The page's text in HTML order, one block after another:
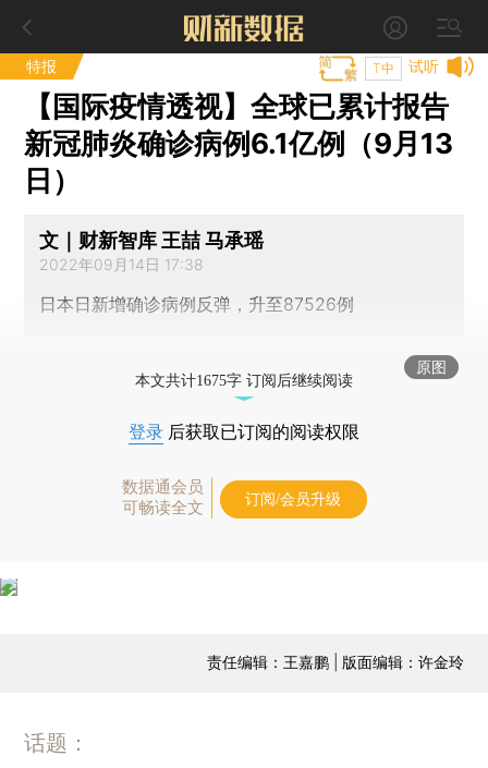
特报 试听
T中
【国际疫情透视】全球已累计报告
新冠肺炎确诊病例6.1亿例（9月13
日）
文｜财新智库 王喆 马承瑶
2022年09月14日 17:38
日本日新增确诊病例反弹，升至87526例
原图
本文共计1675字 订阅后继续阅读
登录 后获取已订阅的阅读权限
数据通会员
可畅读全文
订阅/会员升级
责任编辑：王嘉鹏 | 版面编辑：许金玲
话题：